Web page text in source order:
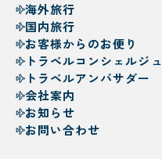
海外旅行
国内旅行
お客様からのお便り
トラベルコンシェルジュ
トラベルアンバサダー
会社案内
お知らせ
お問い合わせ